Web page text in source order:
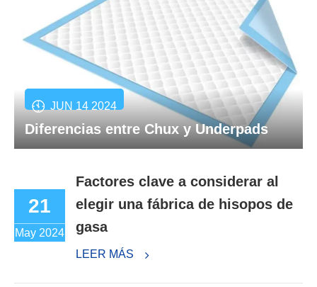
JUN 14 2024
Diferencias entre Chux y Underpads
21
May 2024
Factores clave a considerar al
elegir una fábrica de hisopos de
gasa
LEER MÁS